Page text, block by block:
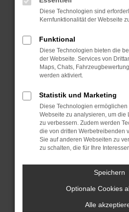
verhindern. Funktioniert die
anderen Browser oder in
Starte dein Gerät neu.
Das kann manchmal
Probleme zu beheben.
Betriebssystem auf dem
sind.
Veraltete Software birgt
Sicherheitsrisiko, sondern
führen, dass bestimmte
unterstützt werden.
Wende dich an den
Wenn du alle oben
hast, kontaktiere uns bitte.
versuchen, das Problem zu
uns diesen Text schicken,
Diese Technologien sind
Kernfunktionalität der Webseite
Funktional
Diese Technologien bieten die
der Webseite. Services von
Maps, Chats,
werden aktiviert.
Statistik und Marketing
Diese Technologien
Webseite zu analysieren, um die
zu verbessern. Zudem werden
die von dritten Werbetreibenden
Sie auf anderen Webseiten zu
zu schalten, die für Ihre
Speichern
Optionale Cookies
Alle